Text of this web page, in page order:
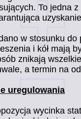
To jedna
w stosunku do
i kół mają
znikają
a termin na
uregulowania
wycinka